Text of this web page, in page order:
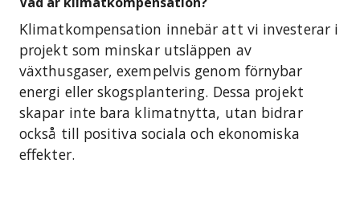
Klimatkompensation innebär att vi investerar i
projekt som minskar utsläppen av
växthusgaser, exempelvis genom förnybar
energi eller skogsplantering. Dessa projekt
skapar inte bara klimatnytta, utan bidrar
också till positiva sociala och ekonomiska
effekter.